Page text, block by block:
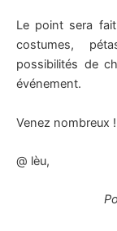
Le point sera
costumes,
possibilités de
événement.
Venez nombreux !
@ lèu,